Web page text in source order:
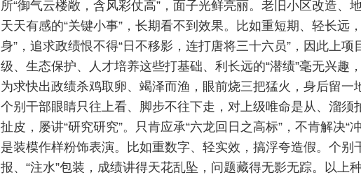
所“御气云楼敞，含风彩仗高”，面子光鲜亮丽。老旧小区改造、
天天有感的“关键小事”，长期看不到效果。比如重短期、轻长远
身”，追求政绩恨不得“日不移影，连打唐将三十六员”，因此上
级、生态保护、人才培养这些打基础、利长远的“潜绩”毫无兴趣
为求快出政绩杀鸡取卵、竭泽而渔，眼前烧三把猛火，身后留一
个别干部眼睛只往上看、脚步不往下走，对上级唯命是从、溜须
扯皮，屡讲“研究研究”。只肯应承“六龙回日之高标”，不肯解决
是装模作样粉饰表演。比如重数字、轻实效，搞浮夸造假。个
报、“注水”包装，成绩讲得天花乱坠，问题藏得无影无踪。以上